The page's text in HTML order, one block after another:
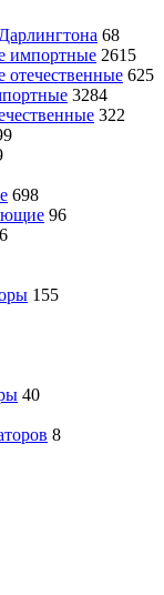
68
импортные 2615
отечественные 625
3284
322
698
96
155
40
8